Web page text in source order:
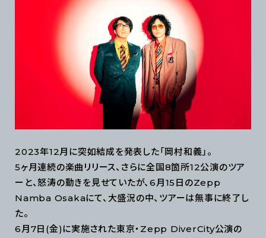
プライバシーポリシー
2023年12月に突如結成を発表した「岡村和義」。
5ヶ月連続の楽曲リリース、さらに全国8箇所12公演のツア
ーと、怒涛の動きを見せていたが、6月15日のZepp
Namba Osakaにて、大盛況の中、ツアーは無事に終了し
た。
6月7日(金)に実施された東京・Zepp DiverCity公演の